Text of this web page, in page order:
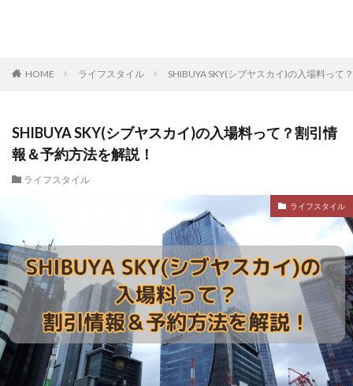
HOME ライフスタイル SHIBUYA SKY(シブヤスカイ)の入場料って
SHIBUYA SKY(シブヤスカイ)の入場料って？割引情
報＆予約方法を解説！
ライフスタイル
ライフスタイル